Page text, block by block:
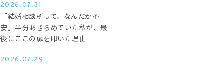
2026.07.31
「結婚相談所って、なんだか不
安」半分あきらめていた私が、最
後にここの扉を叩いた理由
2026.07.29